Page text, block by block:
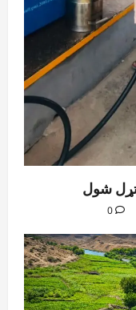
کې د بهرنیو
شوه
August 6, 2026
شول
0